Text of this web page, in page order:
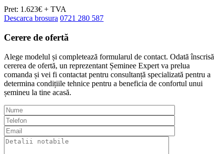
Pret: 1.623€ + TVA
Descarca brosura 0721 280 587
Cerere de ofertă
Alege modelul și completează formularul de contact. Odată înscrisă
cererea de ofertă, un reprezentant Șeminee Expert va prelua
comanda și vei fi contactat pentru consultanță specializată pentru a
determina condițiile tehnice pentru a beneficia de confortul unui
șemineu la tine acasă.